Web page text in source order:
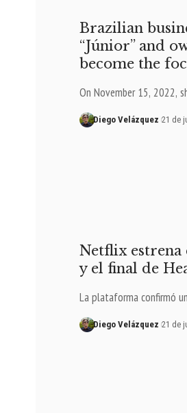
Brazilian
“Júnior” and
become the
On November 15, 2022,
Diego Velázquez 21 de
Netflix estrena
y el final de
La plataforma confirmó
Diego Velázquez 21 de